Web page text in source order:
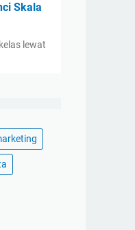
Skala
lewat